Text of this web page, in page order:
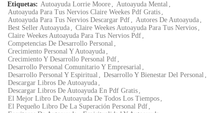
Etiquetas: Autoayuda Lorrie Moore , Autoayuda Mental ,
Autoayuda Para Tus Nervios Claire Weekes Pdf Gratis ,
Autoayuda Para Tus Nervios Descargar Pdf , Autores De Autoayuda ,
Best Seller Autoayuda , Claire Weekes Autoayuda Para Tus Nervios ,
Claire Weekes Autoayuda Para Tus Nervios Pdf ,
Competencias De Desarrollo Personal ,
Crecimiento Personal Y Autoayuda ,
Crecimiento Y Desarrollo Personal Pdf ,
Desarrollo Personal Comunitario Y Empresarial ,
Desarrollo Personal Y Espiritual , Desarrollo Y Bienestar Del Personal ,
Descargar Libros De Autoayuda ,
Descargar Libros De Autoayuda En Pdf Gratis ,
El Mejor Libro De Autoayuda De Todos Los Tiempos ,
El Pequeño Libro De La Superación Personal Pdf ,